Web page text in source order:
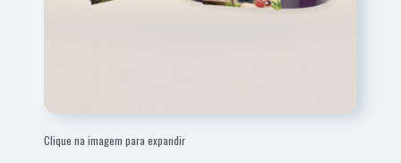
Clique na imagem para expandir